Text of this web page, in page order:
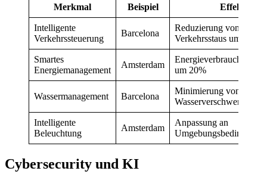
Merkmal Beispiel Effekt
Intelligente
Verkehrssteuerung
Barcelona
Reduzierung von
Verkehrsstaus um bis
Smartes
Energiemanagement
Amsterdam
um 20%
Wassermanagement Barcelona
Minimierung von
Wasserverschwendung
Intelligente
Beleuchtung
Amsterdam
Anpassung an
Cybersecurity und KI